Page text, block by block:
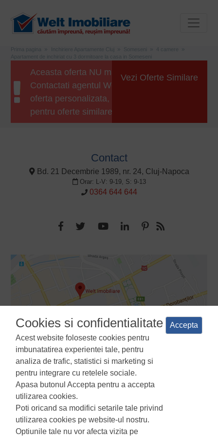
Prima pagina Inchiriere Apartamente Cluj Someseni
4 camere
Apartament de inchiriat cu 3 dormitoare la casa in Someseni
Aceasta oferta NU mai este disponibila.
Contactati agentul Welt Imobiliare pentru o
oferta personalizata, sau apasati butonul
pentru oferte similare.
Vezi Oferte Similare
Contact
Bd. 21 Decembrie 1989, nr. 24, Cluj-Napoca
Orar: L-V: 9-19, S: 9-13
0364 644 644
Termeni si conditii Politica de confidentialitate
utilizare a cookie-urilor
Cookies si confidentialitate
Acest website foloseste cookies pentru
imbunatatirea experientei tale, pentru
analiza de trafic, statistici si marketing si
pentru integrare cu retelele sociale.
Apasa butonul Accepta pentru a accepta
utilizarea cookies.
Poti oricand sa modifici setarile tale privind
utilizarea cookies pe website-ul nostru.
Optiunile tale nu vor afecta vizita pe
Accepta